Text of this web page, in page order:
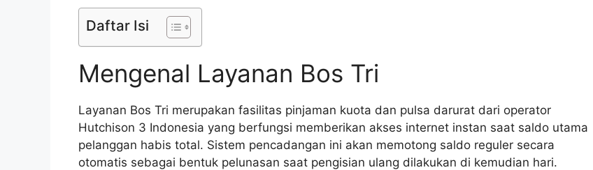
Daftar Isi
Mengenal Layanan Bos Tri
Layanan Bos Tri merupakan fasilitas pinjaman kuota dan pulsa darurat dari operator
Hutchison 3 Indonesia yang berfungsi memberikan akses internet instan saat saldo utama
pelanggan habis total. Sistem pencadangan ini akan memotong saldo reguler secara
otomatis sebagai bentuk pelunasan saat pengisian ulang dilakukan di kemudian hari.